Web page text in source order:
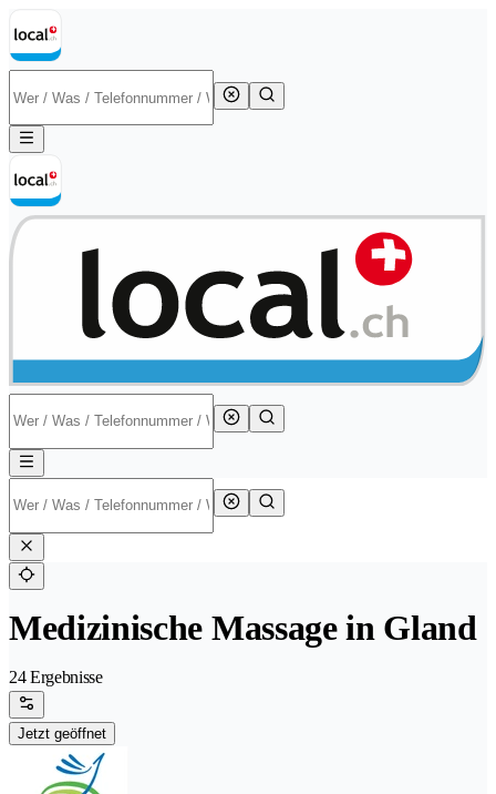
Medizinische Massage in Gland
24 Ergebnisse
Jetzt geöffnet